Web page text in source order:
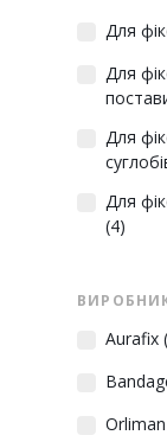
Для
Для
Для
Для
(4)
Aurafix
Orliman